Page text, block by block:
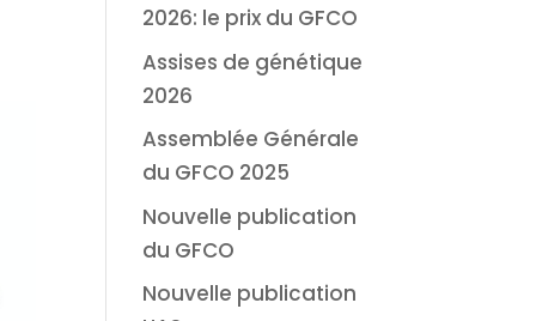
2026: le prix du GFCO
Assises de génétique
2026
Assemblée Générale
du GFCO 2025
Nouvelle publication
du GFCO
Nouvelle publication